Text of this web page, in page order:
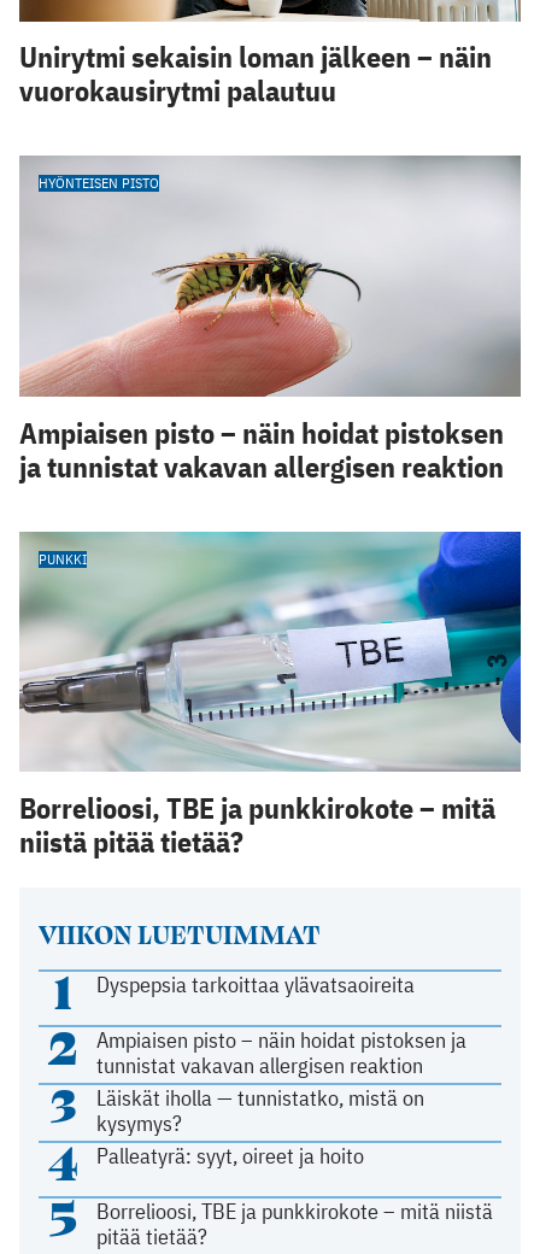
VIIKON LUETUIMMAT
1 Dyspepsia tarkoittaa ylävatsaoireita
2
Ampiaisen pisto – näin hoidat pistoksen ja
tunnistat vakavan allergisen reaktion
3
Läiskät iholla — tunnistatko, mistä on
kysymys?
4 Palleatyrä: syyt, oireet ja hoito
5
Borrelioosi, TBE ja punkkirokote – mitä niistä
pitää tietää?
Unirytmi sekaisin loman jälkeen – näin
vuorokausirytmi palautuu
HYÖNTEISEN PISTO
Ampiaisen pisto – näin hoidat pistoksen
ja tunnistat vakavan allergisen reaktion
PUNKKI
Borrelioosi, TBE ja punkkirokote – mitä
niistä pitää tietää?